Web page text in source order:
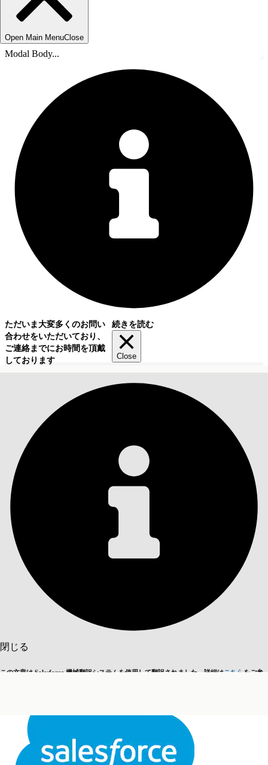
Open Main MenuClose
Modal Body...
ただいま大変多くのお問い
合わせをいただいており、
ご連絡までにお時間を頂戴
しております
続きを読む
Close
閉じる
この文章は Salesforce 機械翻訳システムを使用して翻訳されました。詳細はこちら をご参
閉じる 閉じる
目次